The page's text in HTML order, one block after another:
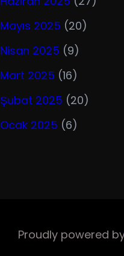
Mayıs 2025 (20)
Nisan 2025 (9)
Mart 2025 (16)
Şubat 2025 (20)
Ocak 2025 (6)
Proudly powered